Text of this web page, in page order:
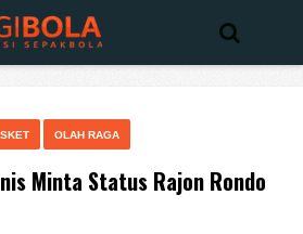
OLAH RAGA
Minta Status Rajon Rondo